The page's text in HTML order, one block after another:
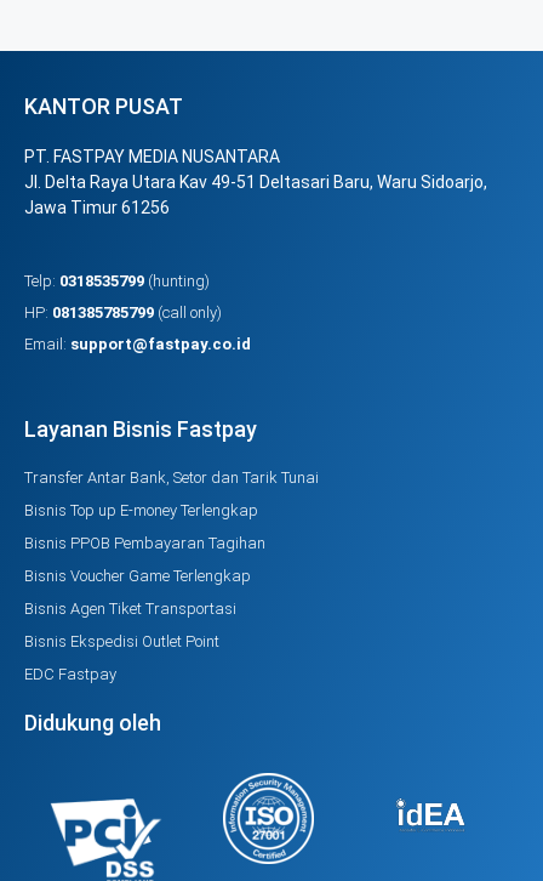
KANTOR PUSAT
PT. FASTPAY MEDIA NUSANTARA
Jl. Delta Raya Utara Kav 49-51 Deltasari Baru, Waru Sidoarjo,
Jawa Timur 61256
Telp: 0318535799 (hunting)
HP: 081385785799 (call only)
Email: support@fastpay.co.id
Layanan Bisnis Fastpay
Transfer Antar Bank, Setor dan Tarik Tunai
Bisnis Top up E-money Terlengkap
Bisnis PPOB Pembayaran Tagihan
Bisnis Voucher Game Terlengkap
Bisnis Agen Tiket Transportasi
Bisnis Ekspedisi Outlet Point
EDC Fastpay
Didukung oleh